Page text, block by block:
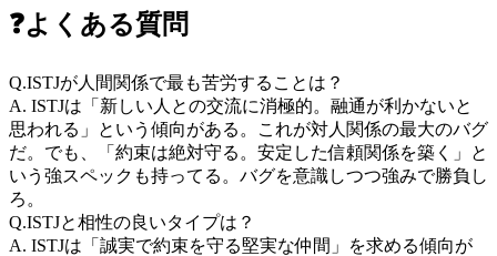
❓よくある質問
Q.ISTJが人間関係で最も苦労することは？
A. ISTJは「新しい人との交流に消極的。融通が利かないと
思われる」という傾向がある。これが対人関係の最大のバグ
だ。でも、「約束は絶対守る。安定した信頼関係を築く」と
いう強スペックも持ってる。バグを意識しつつ強みで勝負し
ろ。
Q.ISTJと相性の良いタイプは？
A. ISTJは「誠実で約束を守る堅実な仲間」を求める傾向が